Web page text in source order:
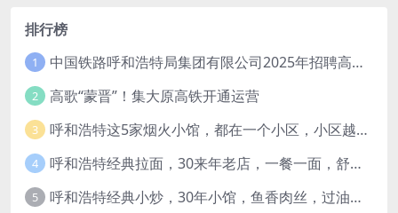
排行榜
1 中国铁路呼和浩特局集团有限公司2025年招聘高校毕业生公告（1月15日截止）
2 高歌“蒙晋”！集大原高铁开通运营
3 呼和浩特这5家烟火小馆，都在一个小区，小区越老，小店“越破”，越有味道
4 呼和浩特经典拉面，30来年老店，一餐一面，舒服！
5 呼和浩特经典小炒，30年小馆，鱼香肉丝，过油肉土豆片，干炸里脊，全了！